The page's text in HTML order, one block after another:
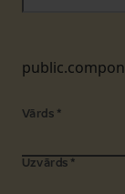
Vārds *
Uzvārds *